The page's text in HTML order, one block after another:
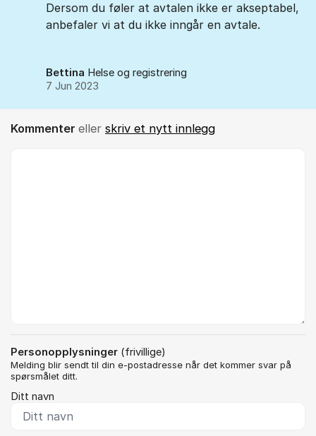
Dersom du føler at avtalen ikke er akseptabel,
anbefaler vi at du ikke inngår en avtale.
Bettina Helse og registrering
7 Jun 2023
Kommenter eller skriv et nytt innlegg
Personopplysninger (frivillige)
Melding blir sendt til din e-postadresse når det kommer svar på
spørsmålet ditt.
Ditt navn